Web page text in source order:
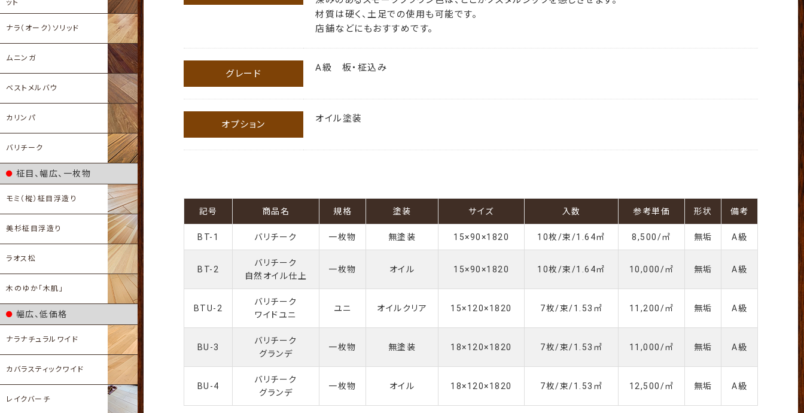
ット
ナラ（オーク）ソリッド
ムニンガ
ベストメルバウ
カリンパ
バリチーク
柾目、幅広、一枚物
モミ（樅）柾目浮造り
美杉柾目浮造り
ラオス松
木のゆか「木肌」
幅広、低価格
ナラナチュラルワイド
カバラスティックワイド
レイクバーチ
材質は硬く、土足での使用も可能です。
店舗などにもおすすめです。
グレード
A級 板・柾込み
オプション
オイル塗装
記号 商品名 規格 塗装 サイズ 入数 参考単価 形状 備考
BT-1 バリチーク 一枚物 無塗装 15×90×1820 10枚/束/1.64㎡ 8,500/㎡ 無垢 A級
BT-2
バリチーク
自然オイル仕上
一枚物 オイル 15×90×1820 10枚/束/1.64㎡ 10,000/㎡ 無垢 A級
BTU-2
バリチーク
ワイドユニ
ユニ オイルクリア 15×120×1820 7枚/束/1.53㎡ 11,200/㎡ 無垢 A級
BU-3
バリチーク
グランデ
一枚物 無塗装 18×120×1820 7枚/束/1.53㎡ 11,000/㎡ 無垢 A級
BU-4
バリチーク
グランデ
一枚物 オイル 18×120×1820 7枚/束/1.53㎡ 12,500/㎡ 無垢 A級